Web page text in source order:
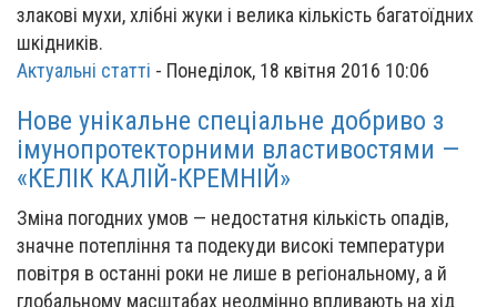
злакові мухи, хлібні жуки і велика кількість багатоїдних
шкідників.
Актуальні статті - Понеділок, 18 квітня 2016 10:06
Нове унікальне спеціальне добриво з
імунопротекторними властивостями —
«КЕЛІК КАЛІЙ-КРЕМНІЙ»
Зміна погодних умов — недостатня кількість опадів,
значне потепління та подекуди високі температури
повітря в останні роки не лише в регіональному, а й
глобальному масштабах неодмінно впливають на хід